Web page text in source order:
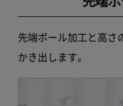
先端ボール加工と高さ
かき出します。